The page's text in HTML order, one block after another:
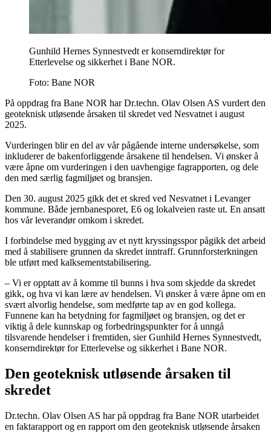
Gunhild Hernes Synnestvedt er konserndirektør for
Etterlevelse og sikkerhet i Bane NOR.
Foto: Bane NOR
På oppdrag fra Bane NOR har Dr.techn. Olav Olsen AS vurdert den
geoteknisk utløsende årsaken til skredet ved Nesvatnet i august
2025.
Vurderingen blir en del av vår pågående interne undersøkelse, som
inkluderer de bakenforliggende årsakene til hendelsen. Vi ønsker å
være åpne om vurderingen i den uavhengige fagrapporten, og dele
den med særlig fagmiljøet og bransjen.
Den 30. august 2025 gikk det et skred ved Nesvatnet i Levanger
kommune. Både jernbanesporet, E6 og lokalveien raste ut. En ansatt
hos vår leverandør omkom i skredet.
I forbindelse med bygging av et nytt kryssingsspor pågikk det arbeid
med å stabilisere grunnen da skredet inntraff. Grunnforsterkningen
ble utført med kalksementstabilisering.
– Vi er opptatt av å komme til bunns i hva som skjedde da skredet
gikk, og hva vi kan lære av hendelsen. Vi ønsker å være åpne om en
svært alvorlig hendelse, som medførte tap av en god kollega.
Funnene kan ha betydning for fagmiljøet og bransjen, og det er
viktig å dele kunnskap og forbedringspunkter for å unngå
tilsvarende hendelser i fremtiden, sier Gunhild Hernes Synnestvedt,
konserndirektør for Etterlevelse og sikkerhet i Bane NOR.
Den geoteknisk utløsende årsaken til
skredet
Dr.techn. Olav Olsen AS har på oppdrag fra Bane NOR utarbeidet
en faktarapport og en rapport om den geoteknisk utløsende årsaken